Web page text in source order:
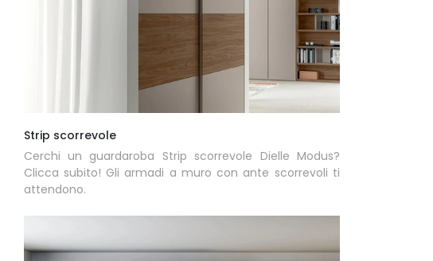
Strip scorrevole
Cerchi un guardaroba Strip scorrevole Dielle Modus?
Clicca subito! Gli armadi a muro con ante scorrevoli ti
attendono.